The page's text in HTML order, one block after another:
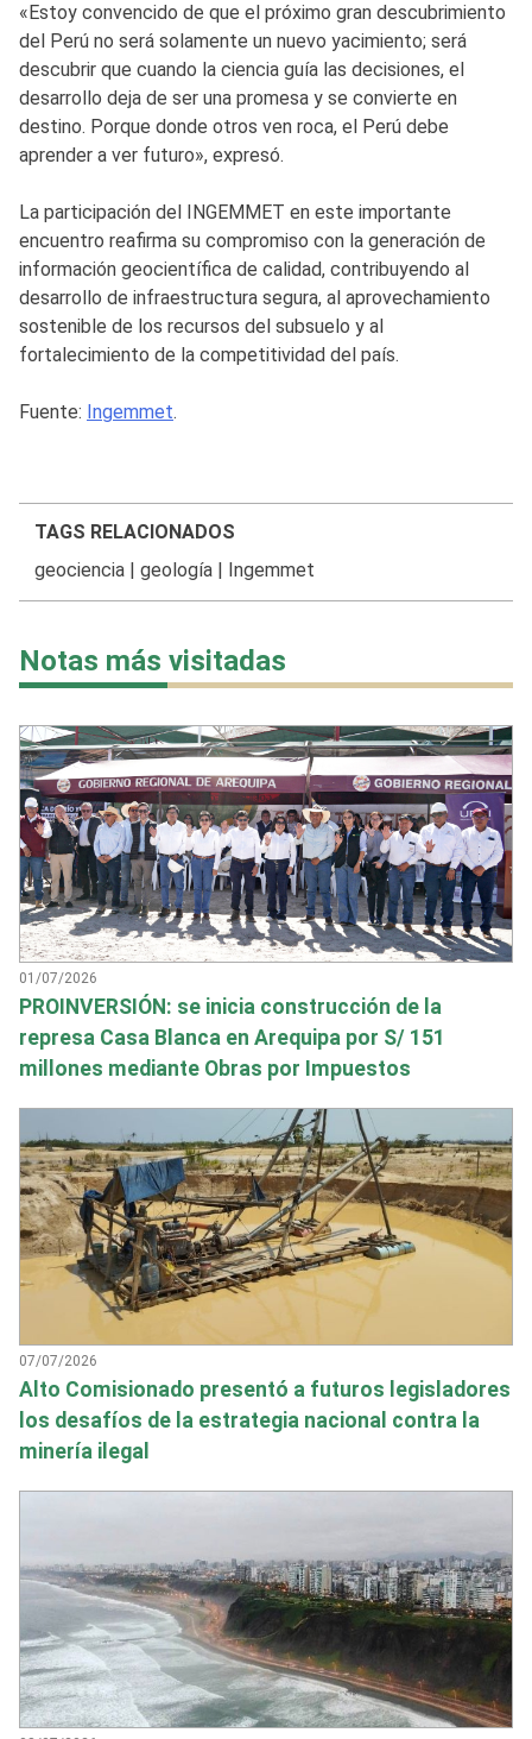
«Estoy convencido de que el próximo gran descubrimiento
del Perú no será solamente un nuevo yacimiento; será
descubrir que cuando la ciencia guía las decisiones, el
desarrollo deja de ser una promesa y se convierte en
destino. Porque donde otros ven roca, el Perú debe
aprender a ver futuro», expresó.
La participación del INGEMMET en este importante
encuentro reafirma su compromiso con la generación de
información geocientífica de calidad, contribuyendo al
desarrollo de infraestructura segura, al aprovechamiento
sostenible de los recursos del subsuelo y al
fortalecimiento de la competitividad del país.
Fuente: Ingemmet.
TAGS RELACIONADOS
geociencia| geología| Ingemmet
Notas más visitadas
01/07/2026
PROINVERSIÓN: se inicia construcción de la
represa Casa Blanca en Arequipa por S/ 151
millones mediante Obras por Impuestos
07/07/2026
Alto Comisionado presentó a futuros legisladores
los desafíos de la estrategia nacional contra la
minería ilegal